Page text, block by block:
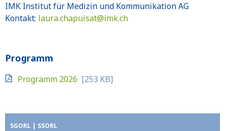
IMK Institut für Medizin und Kommunikation AG
Kontakt: laura.chapuisat@imk.ch
Programm
Programm 2026 [253 KB]
SGORL | SSORL